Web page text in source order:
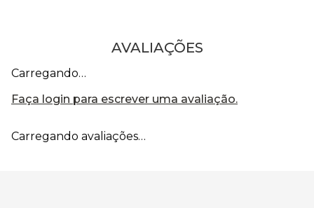
AVALIAÇÕES
Carregando…
Faça login para escrever uma avaliação.
Carregando avaliações…